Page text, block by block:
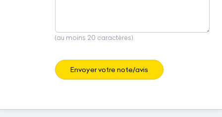
(au moins 20 caractères)
Envoyer votre note/avis